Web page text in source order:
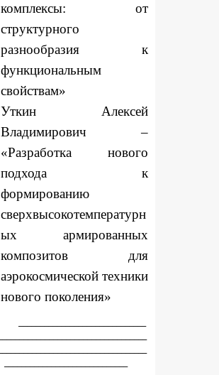
комплексы: от
структурного
разнообразия к
функциональным
свойствам»
Уткин Алексей
Владимирович –
«Разработка нового
подхода к
формированию
сверхвысокотемпературн
ых армированных
композитов для
аэрокосмической техники
нового поколения»